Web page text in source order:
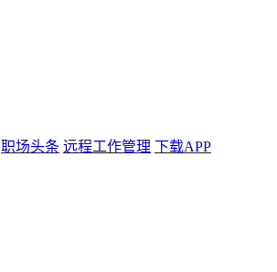
职场头条 远程工作管理 下载APP